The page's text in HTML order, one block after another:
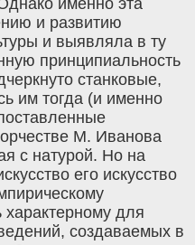
именно эта
и развитию
и выявляла в ту
принципиальность
станковые,
им тогда (и именно
М. Иванова
с натурой. Но на
его искусство
для
создаваемых в